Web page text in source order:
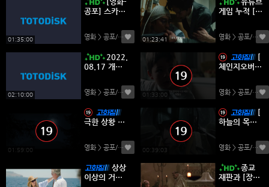
01:35:00
공포] 스카스
라.Scars.Of.
Dracula.197
글자막
영화 > 공포/스릴러 (0)
01:23:41
게임 누적 [야
수 1억 돌파
영화
영화 > 공포/스릴러
02:10:00
2022.
08.17 개봉 -
영화 > 공포/스릴러 (0)01:33:00
[
체인지오버 ]
친-판타지 공
포
영화 > 공포/스릴러
01:59:00
극한 상황 속
는 인간성과
희망 [사일런
영화 > 공포/스릴러 (0)00:39:03
[
하늘의 목자 ]
라볼타-스릴
러
영화 > 공포/스릴러
상상
이상의 거대
종교
재판과 [장미